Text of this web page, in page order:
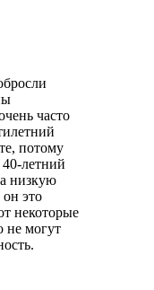
часто
потому
летний
низкую
это
некоторые
не могут